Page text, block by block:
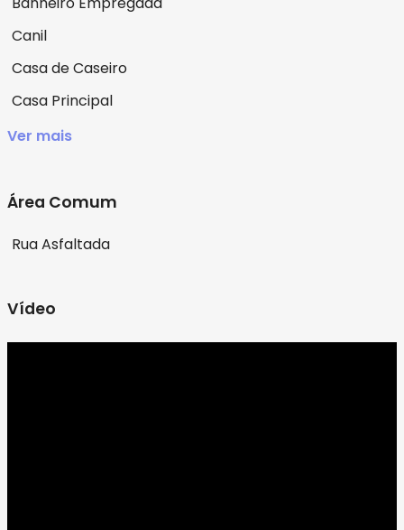
Canil
Casa de Caseiro
Casa Principal
Ver mais
Área Comum
Rua Asfaltada
Vídeo